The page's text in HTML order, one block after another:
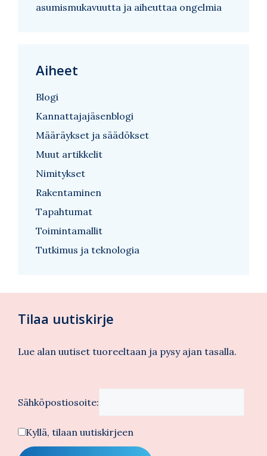
asumismukavuutta ja aiheuttaa ongelmia
Aiheet
Blogi
Kannattajajäsenblogi
Määräykset ja säädökset
Muut artikkelit
Nimitykset
Rakentaminen
Tapahtumat
Toimintamallit
Tutkimus ja teknologia
Tilaa uutiskirje
Lue alan uutiset tuoreeltaan ja pysy ajan tasalla.
Sähköpostiosoite:
Kyllä, tilaan uutiskirjeen